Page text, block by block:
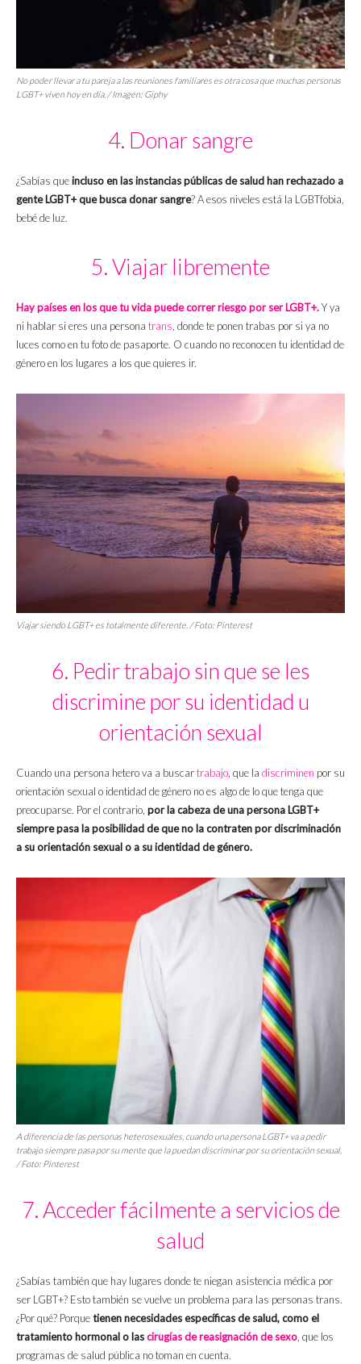
No poder llevar a tu pareja a las reuniones familiares es otra cosa que muchas personas
LGBT+ viven hoy en día. / Imagen: Giphy
4. Donar sangre
¿Sabías queincluso en las instancias públicas de salud han rechazado a
gente LGBT+ que busca donar sangre? A esos niveles está la LGBTfobia,
bebé de luz.
5. Viajar libremente
Hay países en los que tu vida puede correr riesgo por ser LGBT+.Y ya
ni hablar si eres una persona trans , donde te ponen trabas por si ya no
luces como en tu foto de pasaporte. O cuando no reconocen tu identidad de
género en los lugares a los que quieres ir.
Viajar siendo LGBT+ es totalmente diferente. / Foto: Pinterest
6. Pedir trabajo sin que se les
discrimine por su identidad u
orientación sexual
Cuando una persona hetero va a buscartrabajo , que la discriminen por su
orientación sexual o identidad de género no es algo de lo que tenga que
preocuparse. Por el contrario, por la cabeza de una persona LGBT+
siempre pasa la posibilidad de que no la contraten por discriminación
a su orientación sexual o a su identidad de género.
A diferencia de las personas heterosexuales, cuando una persona LGBT+ va a pedir
trabajo siempre pasa por su mente que la puedan discriminar por su orientación sexual.
/ Foto: Pinterest
7. Acceder fácilmente a servicios de
salud
¿Sabías también que hay lugares donde te niegan asistencia médica por
ser LGBT+? Esto también se vuelve un problema para las personas trans.
¿Por qué? Porquetienen necesidades específicas de salud, como el
tratamiento hormonal o lascirugías de reasignación de sexo , que los
programas de salud pública no toman en cuenta.